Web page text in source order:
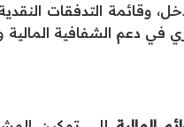
وقائمة التدفقات
في دعم الشفافية المالية